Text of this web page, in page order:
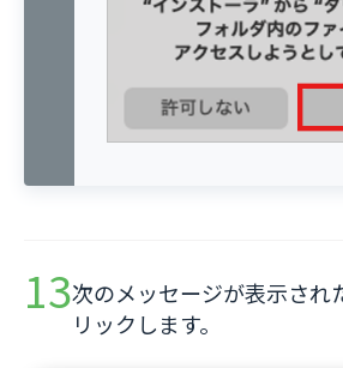
次のメッセージが表示され
リックします。